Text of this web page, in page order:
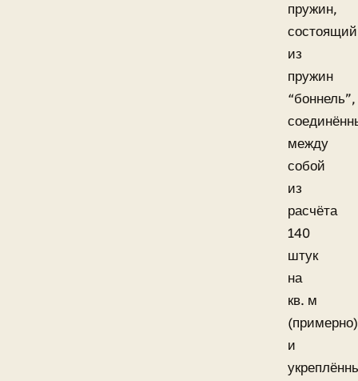
пружин,
состоящий
из
пружин
“боннель”,
между
собой
из
расчёта
140
штук
на
кв. м
(примерно)
и